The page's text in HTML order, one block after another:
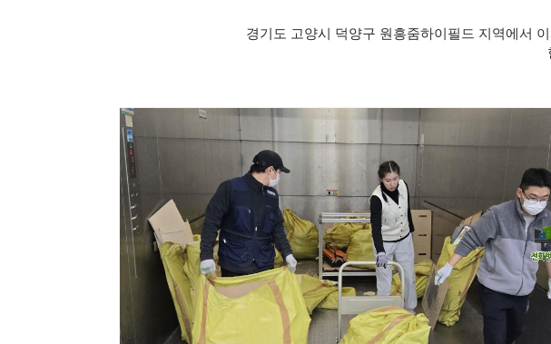
경기도 고양시 덕양구 원흥줌하이필드 지역에서